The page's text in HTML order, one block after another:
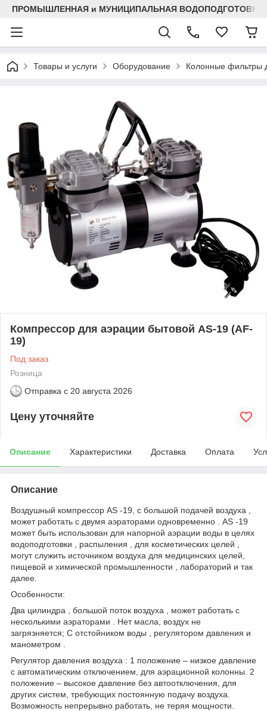
ПРОМЫШЛЕННАЯ и МУНИЦИПАЛЬНАЯ ВОДОПОДГОТОВКА
Товары и услуги Оборудование Колонные фильтры
Компрессор для аэрации бытовой AS-19 (AF-
19)
Под заказ
Розница
Отправка с 20 августа 2026
Цену уточняйте
Описание Характеристики Доставка Оплата
Описание
Воздушный компрессор AS -19, с большой подачей воздуха ,
может работать с двумя аэраторами одновременно . AS -19
может быть использован для напорной аэрации воды в целях
водоподготовки , распыления , для косметических целей ,
могут служить источником воздуха для медицинских целей,
пищевой и химической промышленности , лабораторий и так
далее.
Особенности:
Два цилиндра , большой поток воздуха , может работать с
несколькими аэраторами . Нет масла, воздух не
загрязняется; С отстойником воды , регулятором давления и
манометром .
Регулятор давления воздуха : 1 положение – низкое давление
с автоматическим отключением, для аэрационной колонны. 2
положение – высокое давление без автоотключения, для
других систем, требующих постоянную подачу воздуха.
Возможность непрерывно работать, не теряя мощности.